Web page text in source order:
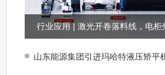
山东能源集团引进玛哈特液压矫平机，助